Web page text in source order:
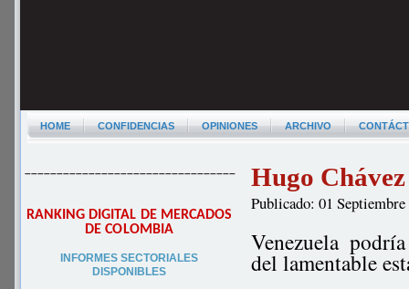
HOME CONFIDENCIAS OPINIONES ARCHIVO
–––––––––––––––––––––––––––––––––
RANKING DIGITAL DE MERCADOS
DE COLOMBIA
INFORMES SECTORIALES
DISPONIBLES
Hugo
Publicado: 01
Venezuela
del lamentable